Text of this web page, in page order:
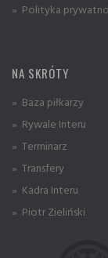
» Polityka
NA SKRÓTY
» Baza piłkarzy
» Rywale Interu
» Terminarz
» Transfery
» Kadra Interu
» Piotr Zieliński